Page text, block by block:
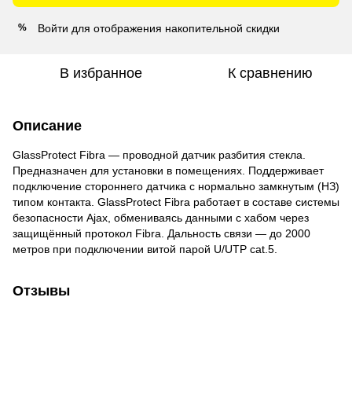
% Войти для отображения накопительной скидки
В избранное К сравнению
Описание
GlassProtect Fibra — проводной датчик разбития стекла.
Предназначен для установки в помещениях. Поддерживает
подключение стороннего датчика с нормально замкнутым (НЗ)
типом контакта. GlassProtect Fibra работает в составе системы
безопасности Ajax, обмениваясь данными с хабом через
защищённый протокол Fibra. Дальность связи — до 2000
метров при подключении витой парой U/UTP cat.5.
Отзывы